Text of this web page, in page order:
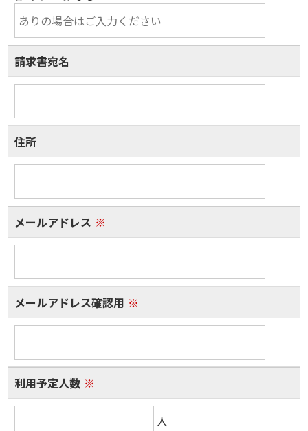
請求書宛名
住所
メールアドレス ※
メールアドレス確認用 ※
利用予定人数 ※
人